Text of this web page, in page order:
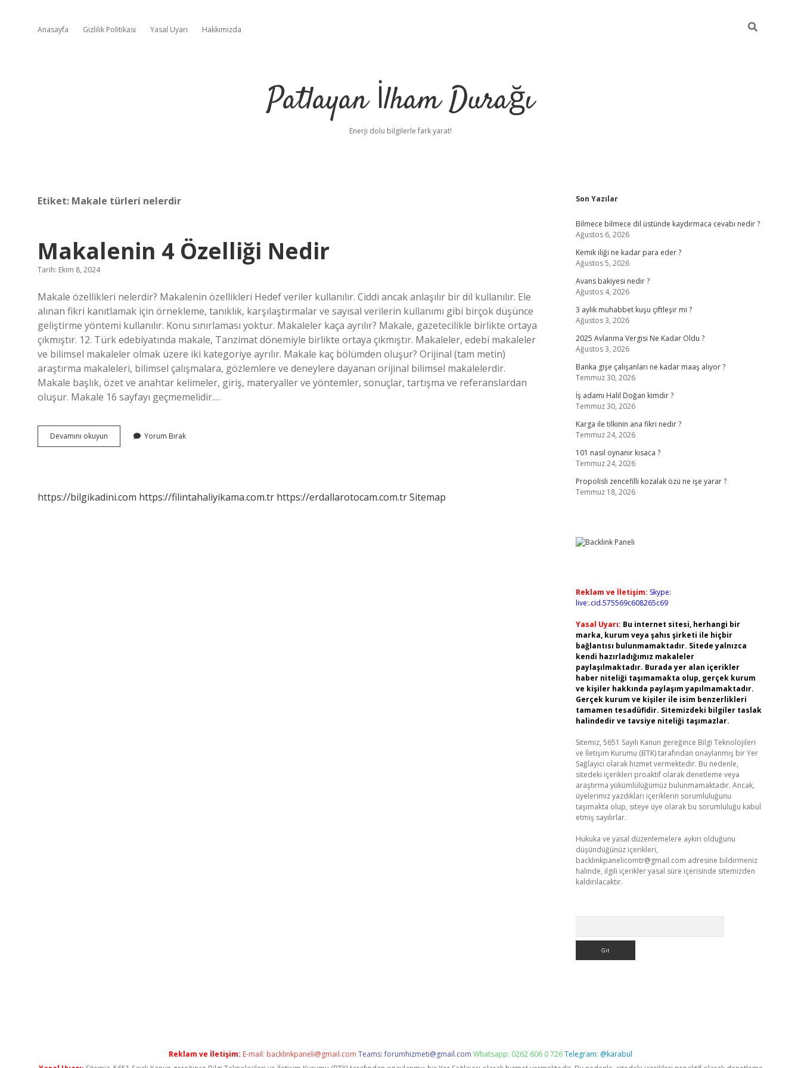
Anasayfa Gizlilik Politikası Yasal Uyarı Hakkımızda
Patlayan İlham Durağı
Enerji dolu bilgilerle fark yarat!
Etiket: Makale türleri nelerdir
Makalenin 4 Özelliği Nedir
Tarih: Ekim 8, 2024
Makale özellikleri nelerdir? Makalenin özellikleri Hedef veriler kullanılır. Ciddi ancak anlaşılır bir dil kullanılır. Ele
alınan fikri kanıtlamak için örnekleme, tanıklık, karşılaştırmalar ve sayısal verilerin kullanımı gibi birçok düşünce
geliştirme yöntemi kullanılır. Konu sınırlaması yoktur. Makaleler kaça ayrılır? Makale, gazetecilikle birlikte ortaya
çıkmıştır. 12. Türk edebiyatında makale, Tanzimat dönemiyle birlikte ortaya çıkmıştır. Makaleler, edebi makaleler
ve bilimsel makaleler olmak üzere iki kategoriye ayrılır. Makale kaç bölümden oluşur? Orijinal (tam metin)
araştırma makaleleri, bilimsel çalışmalara, gözlemlere ve deneylere dayanan orijinal bilimsel makalelerdir.
Makale başlık, özet ve anahtar kelimeler, giriş, materyaller ve yöntemler, sonuçlar, tartışma ve referanslardan
oluşur. Makale 16 sayfayı geçmemelidir.…
Devamını okuyun Makalenin
4
Yorum Bırak
https://bilgikadini.com https://filintahaliyikama.com.tr https://erdallarotocam.com.trSitemap
Sidebar
Son Yazılar
Bilmece bilmece dil üstünde kaydırmaca cevabı nedir ?
Ağustos 6, 2026
Kemik iliği ne kadar para eder ?
Ağustos 5, 2026
Avans bakiyesi nedir ?
Ağustos 4, 2026
3 aylık muhabbet kuşu çiftleşir mi ?
Ağustos 3, 2026
2025 Avlanma Vergisi Ne Kadar Oldu ?
Ağustos 3, 2026
Banka gişe çalışanları ne kadar maaş alıyor ?
Temmuz 30, 2026
İş adamı Halil Doğan kimdir ?
Temmuz 30, 2026
Karga ile tilkinin ana fikri nedir ?
Temmuz 24, 2026
101 nasıl oynanır kısaca ?
Temmuz 24, 2026
Propolisli zencefilli kozalak özü ne işe yarar ?
Temmuz 18, 2026
Reklam ve İletişim: Skype:
live:.cid.575569c608265c69
Yasal Uyarı: Bu internet sitesi, herhangi bir
marka, kurum veya şahıs şirketi ile hiçbir
bağlantısı bulunmamaktadır. Sitede yalnızca
kendi hazırladığımız makaleler
paylaşılmaktadır. Burada yer alan içerikler
haber niteliği taşımamakta olup, gerçek kurum
ve kişiler hakkında paylaşım yapılmamaktadır.
Gerçek kurum ve kişiler ile isim benzerlikleri
tamamen tesadüfidir. Sitemizdeki bilgiler taslak
halindedir ve tavsiye niteliği taşımazlar.
Sitemiz, 5651 Sayılı Kanun gereğince Bilgi Teknolojileri
ve İletişim Kurumu (BTK) tarafından onaylanmış bir Yer
Sağlayıcı olarak hizmet vermektedir. Bu nedenle,
sitedeki içerikleri proaktif olarak denetleme veya
araştırma yükümlülüğümüz bulunmamaktadır. Ancak,
üyelerimiz yazdıkları içeriklerin sorumluluğunu
taşımakta olup, siteye üye olarak bu sorumluluğu kabul
etmiş sayılırlar.
Hukuka ve yasal düzenlemelere aykırı olduğunu
düşündüğünüz içerikleri,
backlinkpanelicomtr@gmail.com adresine bildirmeniz
halinde, ilgili içerikler yasal süre içerisinde sitemizden
kaldırılacaktır.
Reklam ve İletişim: E-mail: backlinkpaneli@gmail.com Teams:forumhizmeti@gmail.com Whatsapp: 0262 606 0 726Telegram: @karabul